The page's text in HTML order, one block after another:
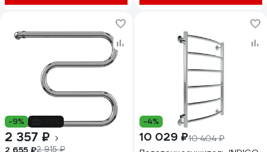
-9%
2 357 ₽
2 655 ₽2 915 ₽
-4%
10 029 ₽10 404 ₽